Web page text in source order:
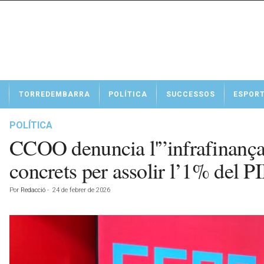
t
TORREDEMBARRA POLÍTICA SUCCESSOS
POLÍTICA
CCOO denuncia
concrets per assolir l’1% del
Por Redacció - 24 de febrer de 2026